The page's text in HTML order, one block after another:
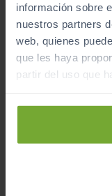
información sobre
nuestros partners
web, quienes
que les haya
partir del uso que